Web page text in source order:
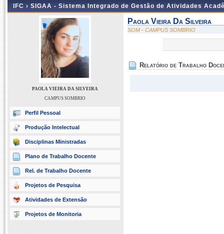
IFC › SIGAA - Sistema Integrado de Gestão de Atividades
PAOLA VIEIRA DA SILVEIRA
CAMPUS SOMBRIO
Perfil Pessoal
Produção Intelectual
Disciplinas Ministradas
Plano de Trabalho Docente
Rel. de Trabalho Docente
Projetos de Pesquisa
Atividades de Extensão
Projetos de Monitoria
Paola Vieira Da Silveira
SOM - CAMPUS SOMBRIO
Relatório de Trabalho